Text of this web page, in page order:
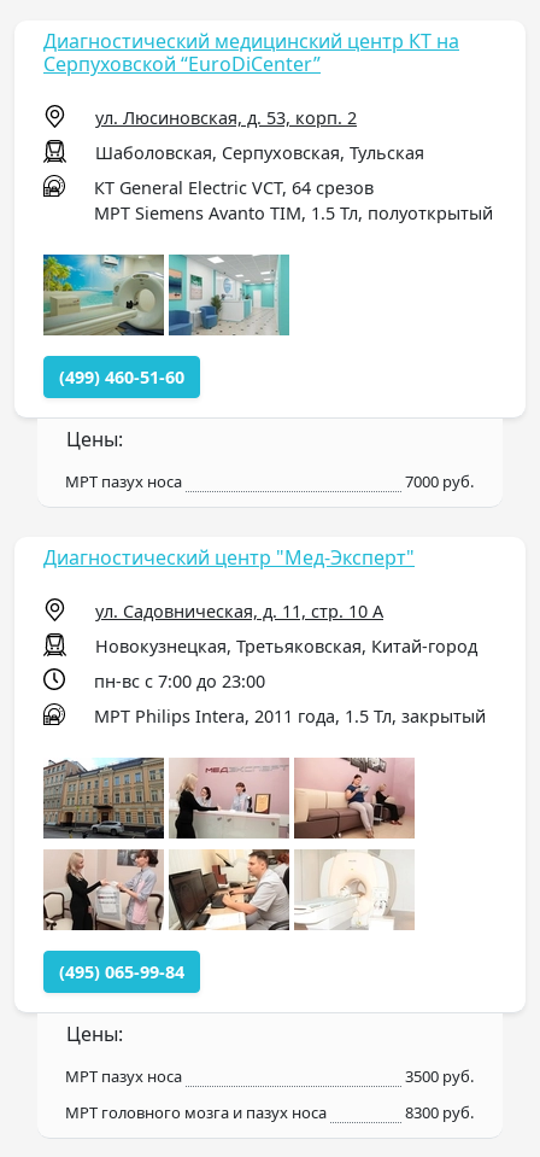
Диагностический медицинский центр КТ на
Серпуховской “EuroDiCenter”
ул. Люсиновская, д. 53, корп. 2
Шаболовская, Серпуховская, Тульская
КТ General Electric VCT, 64 срезов
МРТ Siemens Avanto TIM, 1.5 Тл, полуоткрытый
(499) 460-51-60
Цены:
МРТ пазух носа 7000 руб.
Диагностический центр "Мед-Эксперт"
ул. Садовническая, д. 11, стр. 10 А
Новокузнецкая, Третьяковская, Китай-город
пн-вс с 7:00 до 23:00
МРТ Philips Intera, 2011 года, 1.5 Тл, закрытый
(495) 065-99-84
Цены:
МРТ пазух носа
3500 руб.
МРТ головного мозга и пазух носа
8300 руб.